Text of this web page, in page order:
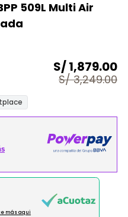
509L Multi Air
S/1,879.00
S/3,249.00
más aqui